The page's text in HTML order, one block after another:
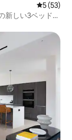
レビュー
5 (53)
新しい3ベッドル